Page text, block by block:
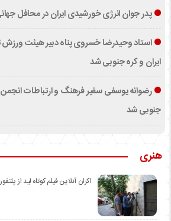
پدر جوان انرژی خورشیدی ایران در محافل
استاد وحیدرضا خسروی پناه دبیر هیئت
ایران و کره جنوبی شد
رضوانه یوسفی سفیر فرهنگ و ارتباطات
جنوبی شد
هنری
اکران آنلاین فیلم کوتاه لید از